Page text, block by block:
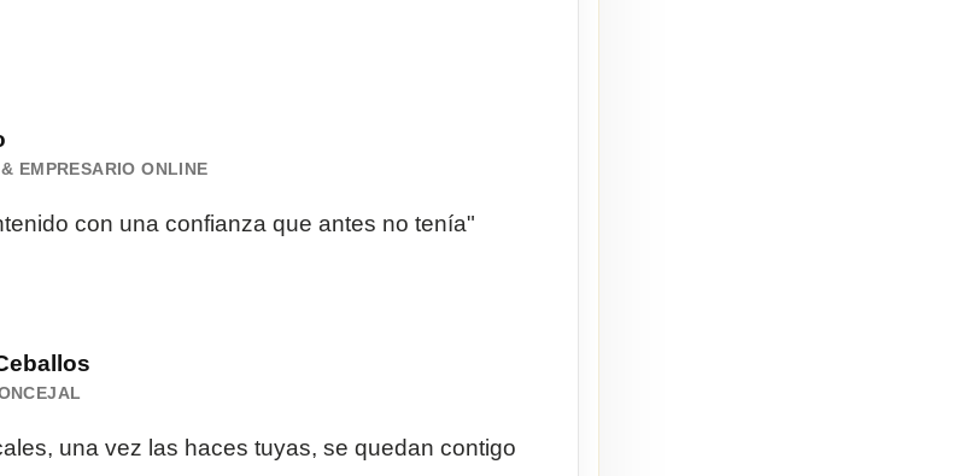
EMPRESARIO ONLINE
con una confianza que antes no tenía"
una vez las haces tuyas, se quedan contigo